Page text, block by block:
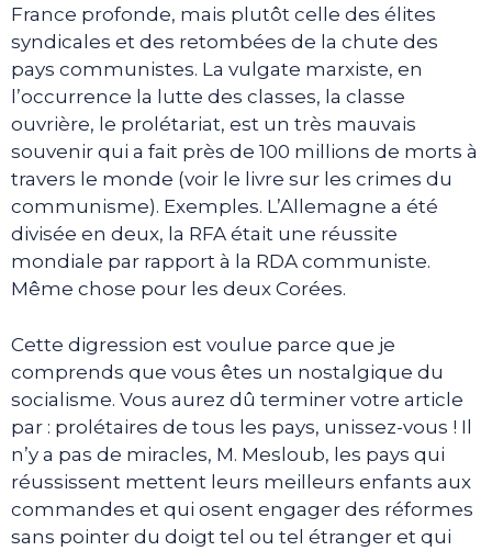
France profonde, mais plutôt celle des élites
syndicales et des retombées de la chute des
pays communistes. La vulgate marxiste, en
l’occurrence la lutte des classes, la classe
ouvrière, le prolétariat, est un très mauvais
souvenir qui a fait près de 100 millions de morts à
travers le monde (voir le livre sur les crimes du
communisme). Exemples. L’Allemagne a été
divisée en deux, la RFA était une réussite
mondiale par rapport à la RDA communiste.
Même chose pour les deux Corées.
Cette digression est voulue parce que je
comprends que vous êtes un nostalgique du
socialisme. Vous aurez dû terminer votre article
par : prolétaires de tous les pays, unissez-vous ! Il
n’y a pas de miracles, M. Mesloub, les pays qui
réussissent mettent leurs meilleurs enfants aux
commandes et qui osent engager des réformes
sans pointer du doigt tel ou tel étranger et qui